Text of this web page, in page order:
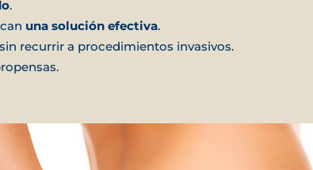
.
una solución efectiva.
sin recurrir a procedimientos invasivos.